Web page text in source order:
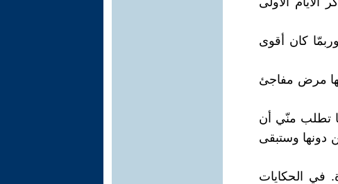
كان أقوى
مرض مفاجئ
تطلب منّي أن
دونها وستبقى
في الحكايات